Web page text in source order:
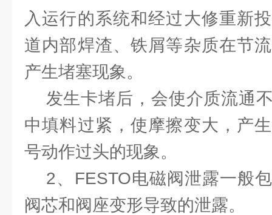
入运行的系统和经过大修重新
道内部焊渣、铁屑等杂质在节
产生堵塞现象。
发生卡堵后，会使介质流通
中填料过紧，使摩擦变大，产
号动作过头的现象。
2、FESTO电磁阀泄露一般
阀芯和阀座变形导致的泄露。